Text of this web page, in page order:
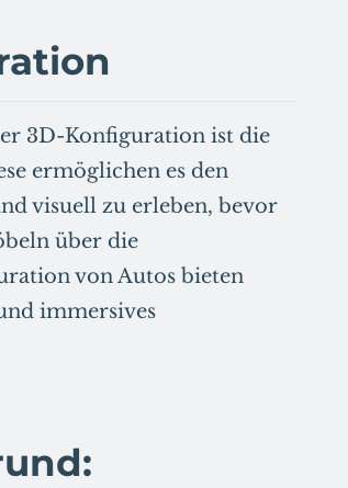
3D-Konfiguration ist die
ermöglichen es den
visuell zu erleben, bevor
über die
von Autos bieten
immersives